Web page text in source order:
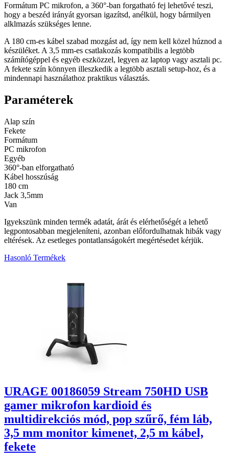
Formátum PC mikrofon, a 360°-ban forgatható fej lehetővé teszi,
hogy a beszéd irányát gyorsan igazítsd, anélkül, hogy bármilyen
alklmazás szükséges lenne.
A 180 cm-es kábel szabad mozgást ad, így nem kell közel húznod a
készüléket. A 3,5 mm-es csatlakozás kompatibilis a legtöbb
számítógéppel és egyéb eszközzel, legyen az laptop vagy asztali pc.
A fekete szín könnyen illeszkedik a legtöbb asztali setup-hoz, és a
mindennapi használathoz praktikus választás.
Paraméterek
Alap szín
Fekete
Formátum
PC mikrofon
Egyéb
360°-ban elforgatható
Kábel hosszúság
180 cm
Jack 3,5mm
Van
Igyekszünk minden termék adatát, árát és elérhetőségét a lehető
legpontosabban megjeleníteni, azonban előfordulhatnak hibák vagy
eltérések. Az esetleges pontatlanságokért megértésedet kérjük.
Hasonló Termékek
URAGE 00186059 Stream 750HD USB
gamer mikrofon kardioid és
multidirekciós mód, pop szűrő, fém láb,
3,5 mm monitor kimenet, 2,5 m kábel,
fekete